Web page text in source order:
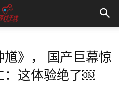
》， 国产巨幕惊
：这体验绝了￼